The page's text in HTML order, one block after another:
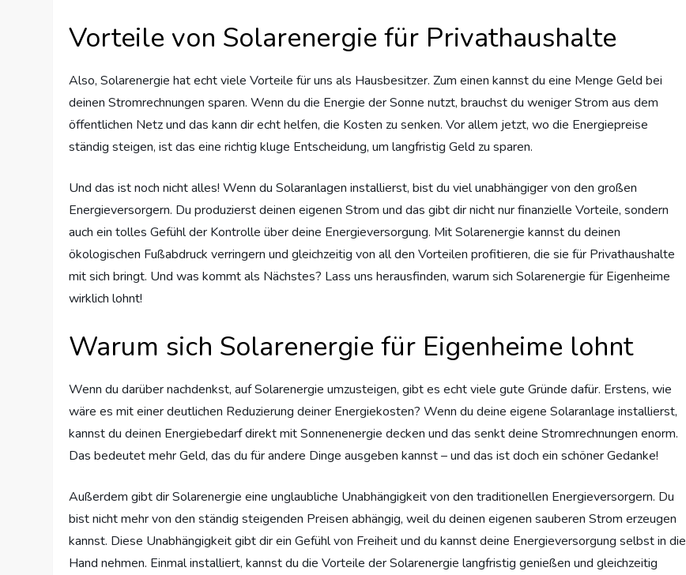
Vorteile von Solarenergie für Privathaushalte
Also, Solarenergie hat echt viele Vorteile für uns als Hausbesitzer. Zum einen kannst du eine Menge Geld bei
deinen Stromrechnungen sparen. Wenn du die Energie der Sonne nutzt, brauchst du weniger Strom aus dem
öffentlichen Netz und das kann dir echt helfen, die Kosten zu senken. Vor allem jetzt, wo die Energiepreise
ständig steigen, ist das eine richtig kluge Entscheidung, um langfristig Geld zu sparen.
Und das ist noch nicht alles! Wenn du Solaranlagen installierst, bist du viel unabhängiger von den großen
Energieversorgern. Du produzierst deinen eigenen Strom und das gibt dir nicht nur finanzielle Vorteile, sondern
auch ein tolles Gefühl der Kontrolle über deine Energieversorgung. Mit Solarenergie kannst du deinen
ökologischen Fußabdruck verringern und gleichzeitig von all den Vorteilen profitieren, die sie für Privathaushalte
mit sich bringt. Und was kommt als Nächstes? Lass uns herausfinden, warum sich Solarenergie für Eigenheime
wirklich lohnt!
Warum sich Solarenergie für Eigenheime lohnt
Wenn du darüber nachdenkst, auf Solarenergie umzusteigen, gibt es echt viele gute Gründe dafür. Erstens, wie
wäre es mit einer deutlichen Reduzierung deiner Energiekosten? Wenn du deine eigene Solaranlage installierst,
kannst du deinen Energiebedarf direkt mit Sonnenenergie decken und das senkt deine Stromrechnungen enorm.
Das bedeutet mehr Geld, das du für andere Dinge ausgeben kannst – und das ist doch ein schöner Gedanke!
Außerdem gibt dir Solarenergie eine unglaubliche Unabhängigkeit von den traditionellen Energieversorgern. Du
bist nicht mehr von den ständig steigenden Preisen abhängig, weil du deinen eigenen sauberen Strom erzeugen
kannst. Diese Unabhängigkeit gibt dir ein Gefühl von Freiheit und du kannst deine Energieversorgung selbst in die
Hand nehmen. Einmal installiert, kannst du die Vorteile der Solarenergie langfristig genießen und gleichzeitig